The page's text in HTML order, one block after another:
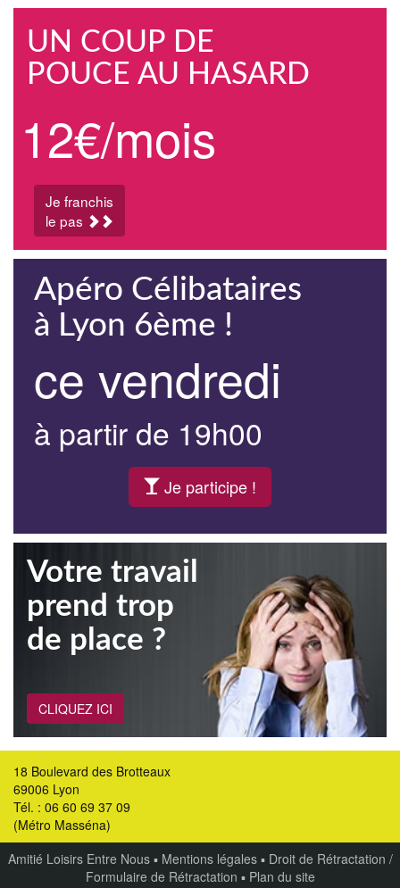
UN COUP DE
POUCE AU HASARD
12€/mois
Je franchis
le pas
Apéro Célibataires
à Lyon 6ème !
ce vendredi
à partir de 19h00
Je participe !
Votre travail
prend trop
de place ?
CLIQUEZ ICI
18 Boulevard des Brotteaux
69006 Lyon
Tél. : 06 60 69 37 09
(Métro Masséna)
Amitié Loisirs Entre Nous▪ Mentions légales▪ Droit de Rétractation /
Formulaire de Rétractation ▪ Plan du site